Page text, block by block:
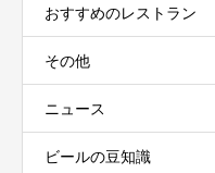
おすすめのレストラン
その他
ニュース
ビールの豆知識